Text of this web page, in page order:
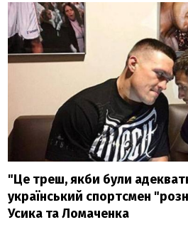
"Це треш, якби були
український спортсмен
Усика та Ломаченка